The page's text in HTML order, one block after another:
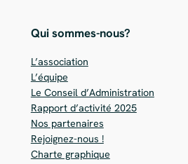
Qui sommes-nous?
L’association
L’équipe
Le Conseil d’Administration
Rapport d’activité 2025
Nos partenaires
Rejoignez-nous !
Charte graphique